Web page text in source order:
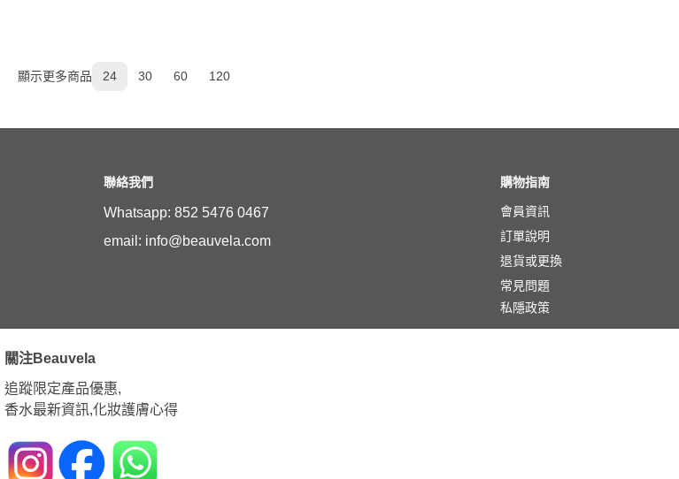
顯示更多商品 24 30 60 120
聯絡我們
Whatsapp: 852 5476 0467
email: info@beauvela.com
購物指南
會員資訊
訂單說明
退貨或更換
常見問題
私隱政策
關注Beauvela
追蹤限定產品優惠,
香水最新資訊,化妝護膚心得